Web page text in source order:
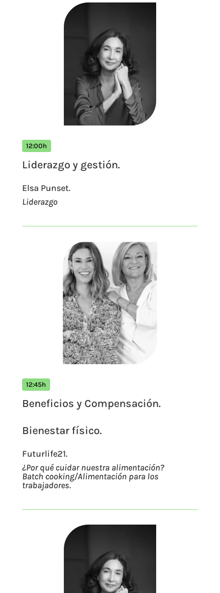
12:00h
Liderazgo y gestión.
Elsa Punset.
Liderazgo
12:45h
Beneficios y Compensación.
Bienestar físico.
Futurlife21.
¿Por qué cuidar nuestra alimentación?
Batch cooking/Alimentación para los
trabajadores.